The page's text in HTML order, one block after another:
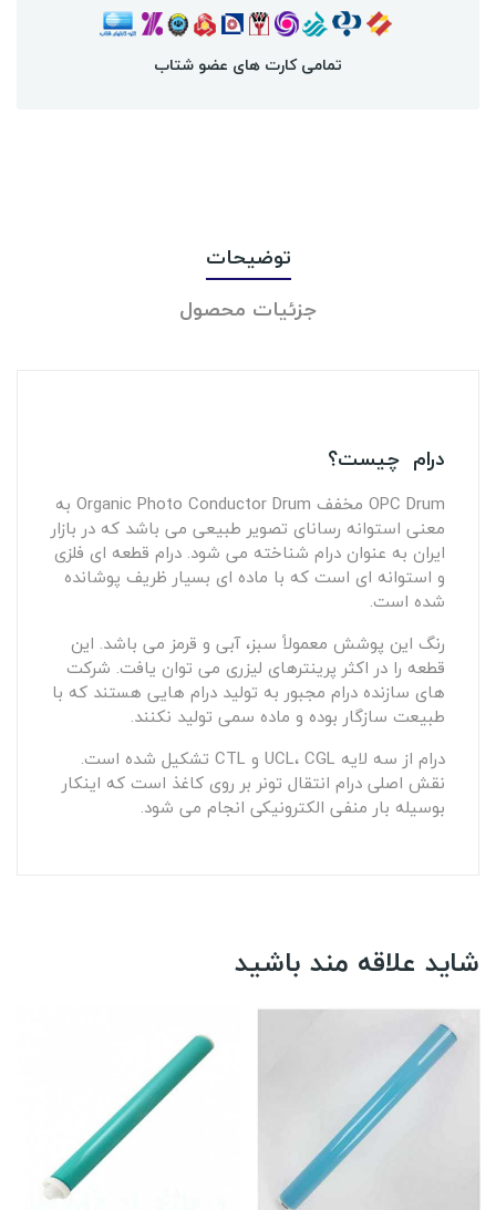
تمامی کارت های عضو شتاب
توضیحات
جزئیات محصول
درام چیست؟
OPC Drum مخفف Organic Photo Conductor Drum به
معنی استوانه رسانای تصویر طبیعی می باشد که در بازار
ایران به عنوان درام شناخته می شود. درام قطعه ای فلزی
و استوانه ای است که با ماده ای بسیار ظریف پوشانده
شده است.
رنگ این پوشش معمولاً سبز، آبی و قرمز می باشد. این
قطعه را در اکثر پرینترهای لیزری می توان یافت. شرکت
های سازنده درام مجبور به تولید درام هایی هستند که با
طبیعت سازگار بوده و ماده سمی تولید نکنند.
درام از سه لایه UCL، CGL و CTL تشکیل شده است.
نقش اصلی درام انتقال تونر بر روی کاغذ است که اینکار
بوسیله بار منفی الکترونیکی انجام می شود.
شاید علاقه مند باشید